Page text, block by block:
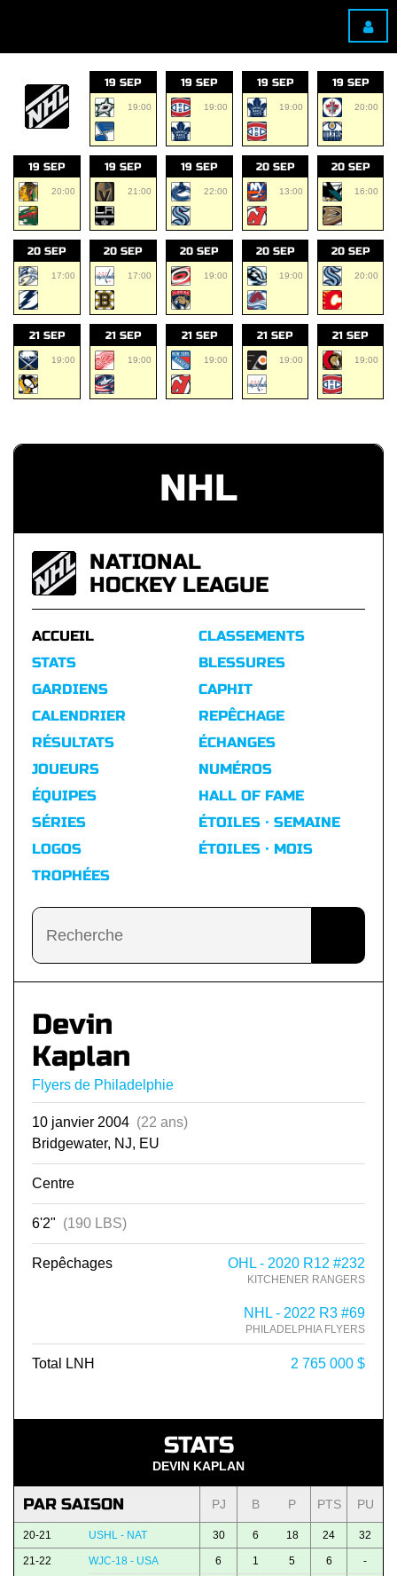
19 SEP
19:00
19 SEP
19:00
19 SEP
19:00
19 SEP
20:00
19 SEP
20:00
19 SEP
21:00
19 SEP
22:00
20 SEP
13:00
20 SEP
16:00
20 SEP
17:00
20 SEP
17:00
20 SEP
19:00
20 SEP
19:00
20 SEP
20:00
21 SEP
19:00
21 SEP
19:00
21 SEP
19:00
21 SEP
19:00
21 SEP
19:00
NHL
NATIONAL
HOCKEY LEAGUE
ACCUEIL
STATS
GARDIENS
CALENDRIER
RÉSULTATS
CLASSEMENTS
BLESSURES
CAPHIT
REPÊCHAGE
ÉCHANGES
JOUEURS
ÉQUIPES
SÉRIES
LOGOS
TROPHÉES
NUMÉROS
HALL OF FAME
ÉTOILES · SEMAINE
ÉTOILES · MOIS
Devin
Kaplan
Flyers de Philadelphie
10 janvier 2004 (22 ans)
Bridgewater, NJ, EU
Centre
6'2" (190 LBS)
Repêchages OHL - 2020 R12 #232
KITCHENER RANGERS
NHL - 2022 R3 #69
PHILADELPHIA FLYERS
Total LNH 2 765 000 $
STATS
DEVIN KAPLAN
PAR SAISON PJ B P PTS PU
20-21 USHL - NAT 30 6 18 24 32
21-22 WJC-18 - USA 6 1 5 6 -